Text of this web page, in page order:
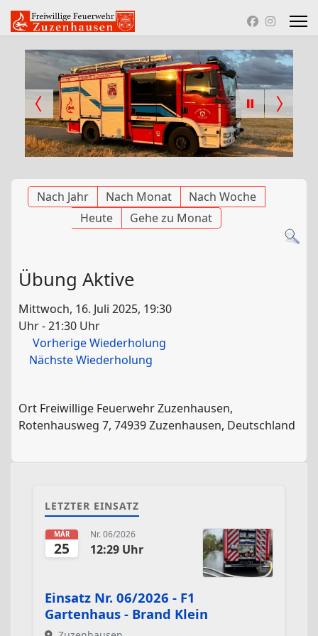
Nach Jahr Nach Monat
Nach Woche
Heute
Gehe zu Monat
Übung Aktive
Mittwoch, 16. Juli 2025, 19:30
Uhr - 21:30 Uhr
Vorherige Wiederholung
Nächste Wiederholung
Ort Freiwillige Feuerwehr Zuzenhausen,
Rotenhausweg 7, 74939 Zuzenhausen, Deutschland
LETZTER EINSATZ
MÄR
25
Nr. 06/2026
12:29 Uhr
Einsatz Nr. 06/2026 - F1
Gartenhaus - Brand Klein